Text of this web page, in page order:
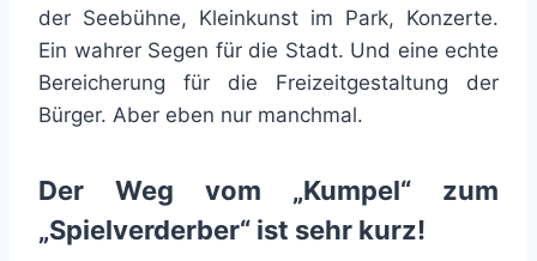
der Seebühne, Kleinkunst im Park, Konzerte.
Ein wahrer Segen für die Stadt. Und eine echte
Bereicherung für die Freizeitgestaltung der
Bürger. Aber eben nur manchmal.
Der Weg vom „Kumpel“ zum
„Spielverderber“ ist sehr kurz!